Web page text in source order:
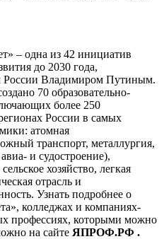
– одна из 42 инициатив
до 2030 года,
России Владимиром Путиным.
70 образовательно-
более 250
России в самых
атомная
транспорт, металлургия,
и судостроение),
хозяйство, легкая
отрасль и
Узнать подробнее о
колледжах и компаниях-
профессиях, которыми можно
на сайте ЯПРОФ.РФ .